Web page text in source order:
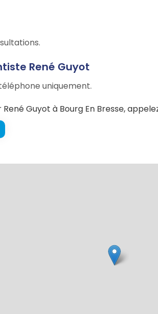
René Guyot
uniquement.
Guyot à Bourg En Bresse,